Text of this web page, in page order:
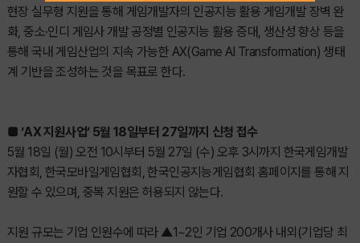
현장 실무형 지원을 통해 게임개발자의 인공지능 활용 게임개발 장벽 완
화, 중소·인디 게임사 개발 공정별 인공지능 활용 증대, 생산성 향상 등을
통해 국내 게임산업의 지속 가능한 AX(Game AI Transformation) 생태
계 기반을 조성하는 것을 목표로 한다.
■ ‘AX 지원사업’ 5월 18일부터 27일까지 신청 접수
5월 18일 (월) 오전 10시부터 5월 27일 (수) 오후 3시까지 한국게임개발
자협회, 한국모바일게임협회, 한국인공지능게임협회 홈페이지를 통해 지
원할 수 있으며, 중복 지원은 허용되지 않는다.
지원 규모는 기업 인원수에 따라 ▲1~2인 기업 200개사 내외(기업당 최